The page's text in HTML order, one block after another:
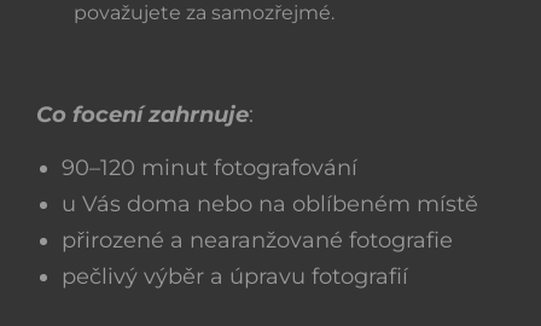
považujete za samozřejmé.
Co focení zahrnuje:
90–120 minut fotografování
u Vás doma nebo na oblíbeném místě
přirozené a nearanžované fotografie
pečlivý výběr a úpravu fotografií